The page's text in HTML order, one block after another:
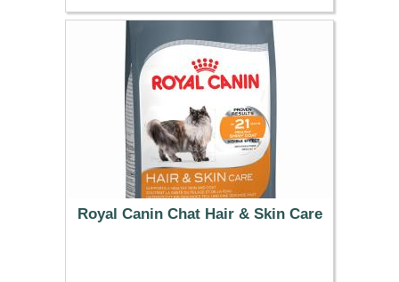
41.99 €
Royal Canin Chat Hair & Skin Care